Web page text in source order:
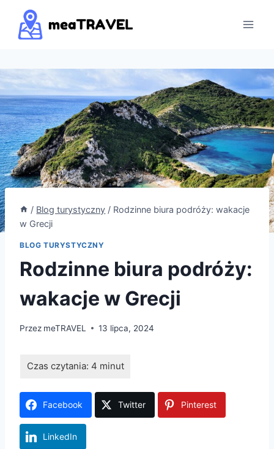
Przejdź
treści
/ Blog turystyczny / Rodzinne biura podróży: wakacje
w Grecji
BLOG TURYSTYCZNY
Rodzinne biura podróży:
wakacje w Grecji
Przez meTRAVEL 13 lipca, 2024
Facebook Twitter Pinterest
LinkedIn